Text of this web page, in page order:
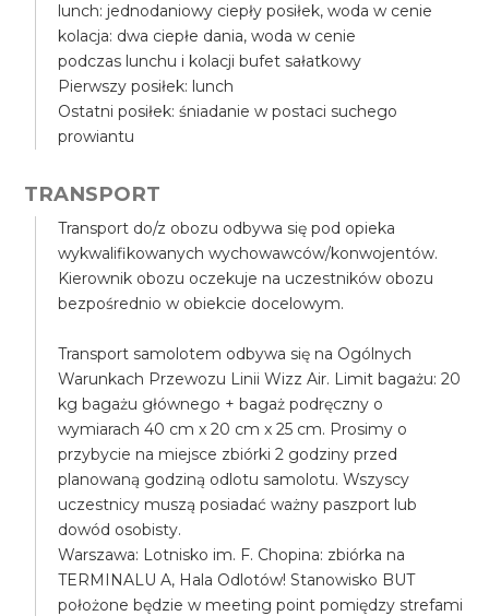
lunch: jednodaniowy ciepły posiłek, woda w cenie
kolacja: dwa ciepłe dania, woda w cenie
podczas lunchu i kolacji bufet sałatkowy
Pierwszy posiłek: lunch
Ostatni posiłek: śniadanie w postaci suchego
prowiantu
TRANSPORT
Transport do/z obozu odbywa się pod opieka
wykwalifikowanych wychowawców/konwojentów.
Kierownik obozu oczekuje na uczestników obozu
bezpośrednio w obiekcie docelowym.
Transport samolotem odbywa się na Ogólnych
Warunkach Przewozu Linii Wizz Air. Limit bagażu: 20
kg bagażu głównego + bagaż podręczny o
wymiarach 40 cm x 20 cm x 25 cm. Prosimy o
przybycie na miejsce zbiórki 2 godziny przed
planowaną godziną odlotu samolotu. Wszyscy
uczestnicy muszą posiadać ważny paszport lub
dowód osobisty.
Warszawa: Lotnisko im. F. Chopina: zbiórka na
TERMINALU A, Hala Odlotów! Stanowisko BUT
położone będzie w meeting point pomiędzy strefami